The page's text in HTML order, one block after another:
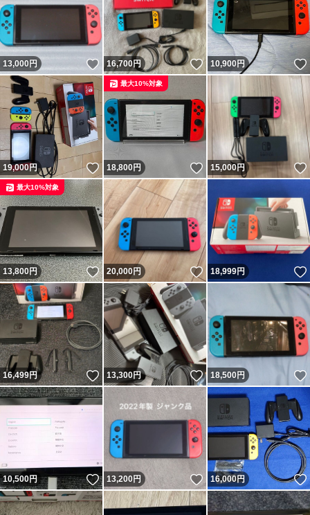
13,000円 いいね！
16,700円 いいね！
10,900円
19,000円 いいね！
18,800円 いいね！
最大10%対象
15,000円
13,800円 いいね！
最大10%対象
20,000円 いいね！
18,999円
16,499円 いいね！
13,300円 いいね！
18,500円
10,500円 いいね！
13,200円 いいね！
16,000円